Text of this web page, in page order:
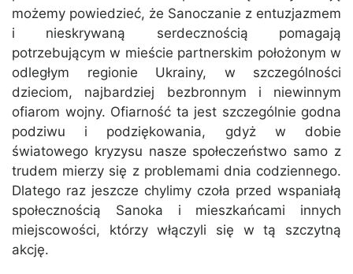
możemy powiedzieć, że Sanoczanie z entuzjazmem
i nieskrywaną serdecznością pomagają
potrzebującym w mieście partnerskim położonym w
odległym regionie Ukrainy, w szczególności
dzieciom, najbardziej bezbronnym i niewinnym
ofiarom wojny. Ofiarność ta jest szczególnie godna
podziwu i podziękowania, gdyż w dobie
światowego kryzysu nasze społeczeństwo samo z
trudem mierzy się z problemami dnia codziennego.
Dlatego raz jeszcze chylimy czoła przed wspaniałą
społecznością Sanoka i mieszkańcami innych
miejscowości, którzy włączyli się w tą szczytną
akcję.